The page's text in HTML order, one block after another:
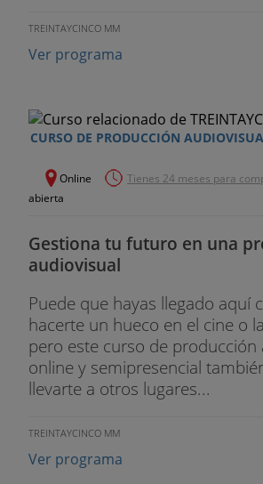
TREINTAYCINCO MM
Ver programa
CURSO DE PRODUCCIÓN
Online Tienes 24 meses para
abierta
Gestiona tu futuro en una
audiovisual
Puede que hayas llegado aquí
hacerte un hueco en el cine o
pero este curso de producción
online y semipresencial
llevarte a otros lugares...
TREINTAYCINCO MM
Ver programa